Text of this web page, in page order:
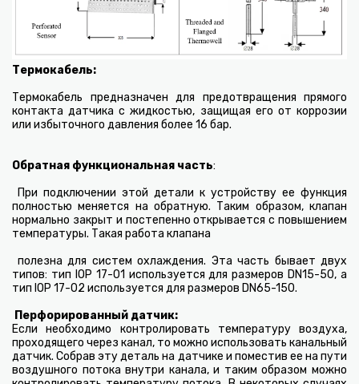
Термокабель:
Термокабель предназначен для предотвращения прямого
контакта датчика с жидкостью, защищая его от коррозии
или избыточного давления более 16 бар.
Обратная функциональная часть:
При подключении этой детали к устройству ее функция
полностью меняется на обратную. Таким образом, клапан
нормально закрыт и постепенно открывается с повышением
температуры. Такая работа клапана
полезна для систем охлаждения. Эта часть бывает двух
типов: тип IOP 17-01 используется для размеров DN15-50, а
тип IOP 17-02 используется для размеров DN65-150.
Перфорированный датчик:
Если необходимо контролировать температуру воздуха,
проходящего через канал, то можно использовать канальный
датчик. Собрав эту деталь на датчике и поместив ее на пути
воздушного потока внутри канала, и таким образом можно